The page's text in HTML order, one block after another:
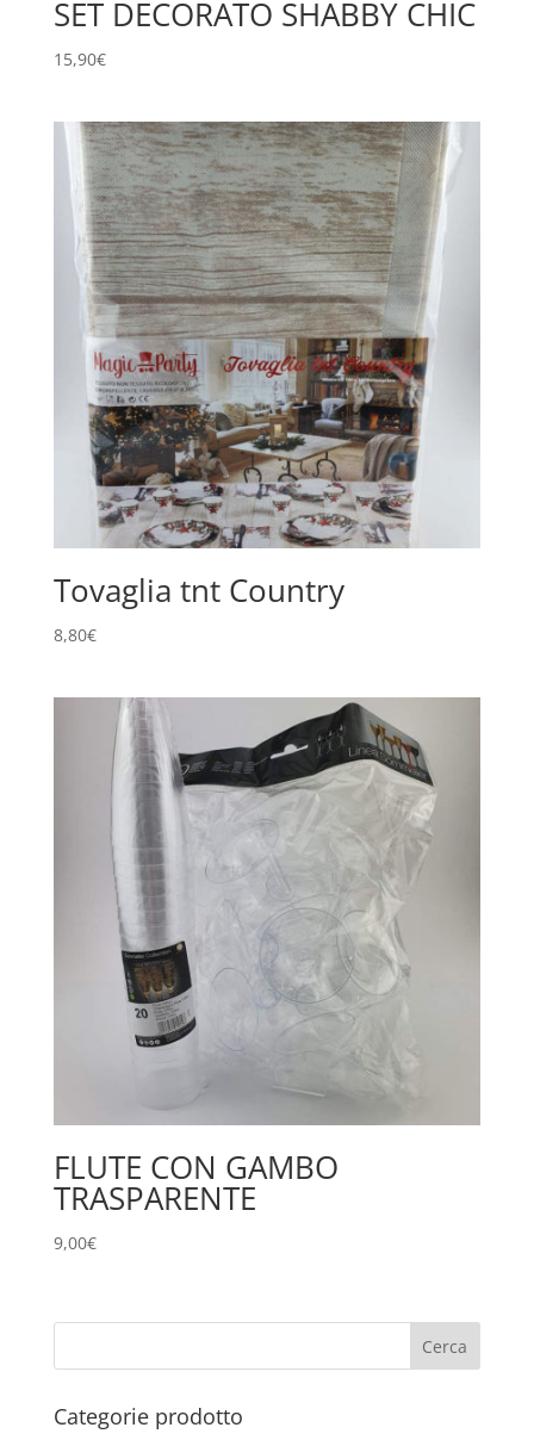
SET DECORATO SHABBY CHIC
15,90€
Tovaglia tnt Country
8,80€
FLUTE CON GAMBO
TRASPARENTE
9,00€
Categorie prodotto